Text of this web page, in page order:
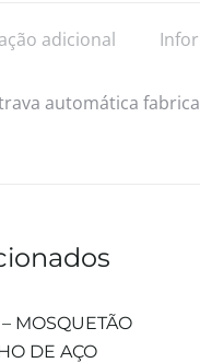
adicional
automática
MOSQUETÃO
DE AÇO